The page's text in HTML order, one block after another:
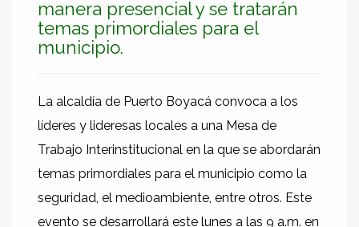
manera presencial y se tratarán
temas primordiales para el
municipio.
La alcaldía de Puerto Boyacá convoca a los
líderes y lideresas locales a una Mesa de
Trabajo Interinstitucional en la que se abordarán
temas primordiales para el municipio como la
seguridad, el medioambiente, entre otros. Este
evento se desarrollará este lunes a las 9 a.m. en